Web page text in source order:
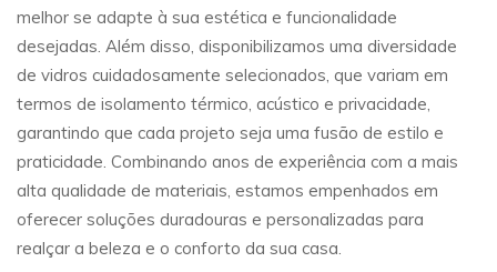
melhor se adapte à sua estética e funcionalidade
desejadas. Além disso, disponibilizamos uma diversidade
de vidros cuidadosamente selecionados, que variam em
termos de isolamento térmico, acústico e privacidade,
garantindo que cada projeto seja uma fusão de estilo e
praticidade. Combinando anos de experiência com a mais
alta qualidade de materiais, estamos empenhados em
oferecer soluções duradouras e personalizadas para
realçar a beleza e o conforto da sua casa.